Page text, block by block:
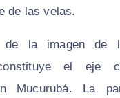
de las velas.
de la imagen de
constituye el eje
Mucurubá. La